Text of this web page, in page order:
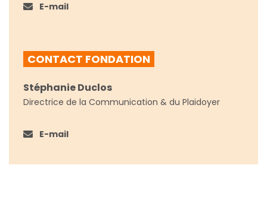
E-mail
CONTACT FONDATION
Stéphanie Duclos
Directrice de la Communication & du Plaidoyer
E-mail